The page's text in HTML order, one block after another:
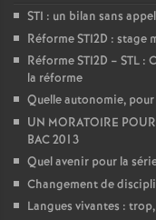
STI : un bilan sans appel
Réforme STI2D : stage
Réforme STI2D – STL
la réforme
Quelle autonomie,
UN MORATOIRE
BAC 2013
Quel avenir pour la
Changement de
Langues vivantes :